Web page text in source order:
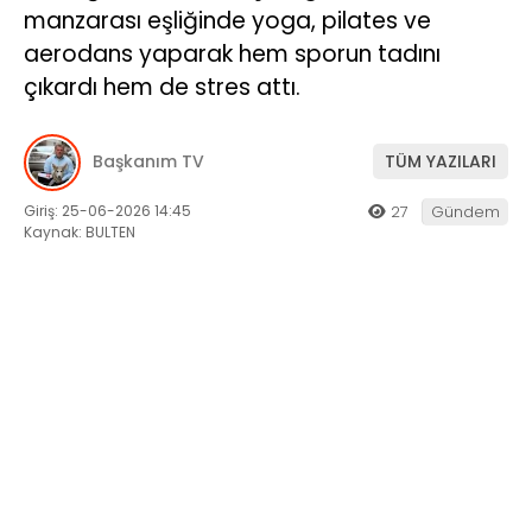
manzarası eşliğinde yoga, pilates ve
aerodans yaparak hem sporun tadını
çıkardı hem de stres attı.
Başkanım TV TÜM YAZILARI
Giriş: 25-06-2026 14:45
Kaynak: BULTEN
27 Gündem